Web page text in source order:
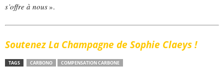
s’offre à nous».
Soutenez La Champagne de Sophie Claeys !
TAGS CARBONO COMPENSATION CARBONE